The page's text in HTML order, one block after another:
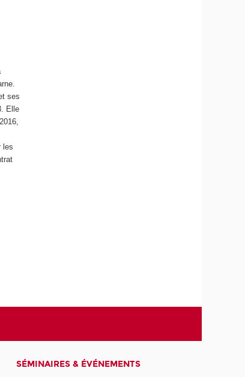
ses
Elle
les
SÉMINAIRES & ÉVÉNEMENTS